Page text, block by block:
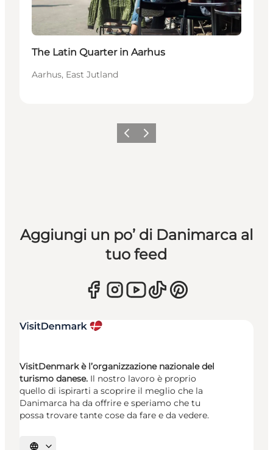
The Latin Quarter in Aarhus
Aarhus, East Jutland
Precedente
Avanti
Aggiungi un po’ di Danimarca al
tuo feed
VisitDenmark è l’organizzazione nazionale del
turismo danese. Il nostro lavoro è proprio
quello di ispirarti a scoprire il meglio che la
Danimarca ha da offrire e speriamo che tu
possa trovare tante cose da fare e da vedere.